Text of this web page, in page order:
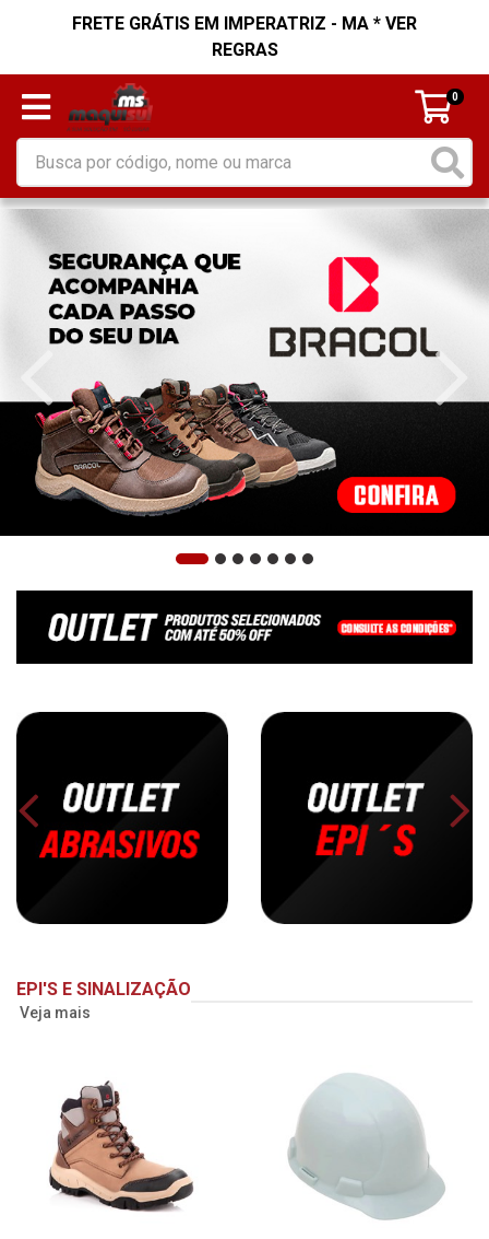
FRETE GRÁTIS EM IMPERATRIZ - MA * VER
REGRAS
0
EPI'S E SINALIZAÇÃO
Veja mais